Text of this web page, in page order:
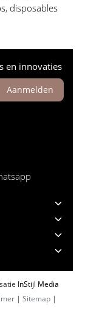
, disposables
en innovaties
Aanmelden
InStijl Media
| Sitemap |